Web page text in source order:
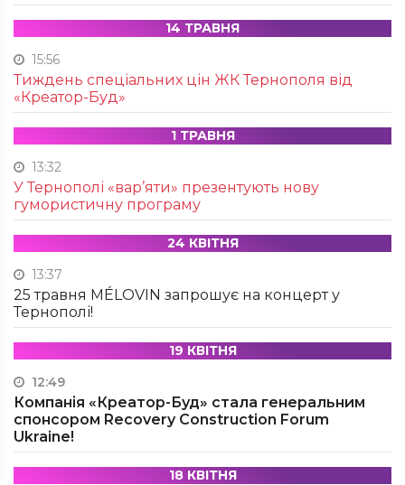
14 ТРАВНЯ
15:56
Тиждень спеціальних цін ЖК Тернополя від
«Креатор-Буд»
1 ТРАВНЯ
13:32
У Тернополі «вар’яти» презентують нову
гумористичну програму
24 КВІТНЯ
13:37
25 травня MÉLOVIN запрошує на концерт у
Тернополі!
19 КВІТНЯ
12:49
Компанія «Креатор-Буд» стала генеральним
спонсором Recovery Construction Forum
Ukraine!
18 КВІТНЯ